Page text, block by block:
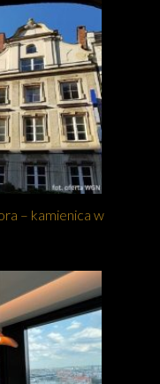
– kamienica w